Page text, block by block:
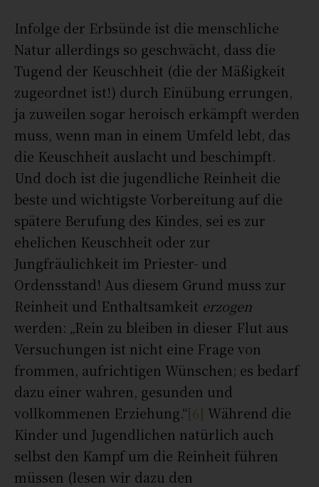
Infolge der Erbsünde ist die menschliche
Natur allerdings so geschwächt, dass die
Tugend der Keuschheit (die der Mäßigkeit
zugeordnet ist!) durch Einübung errungen,
ja zuweilen sogar heroisch erkämpft werden
muss, wenn man in einem Umfeld lebt, das
die Keuschheit auslacht und beschimpft.
Und doch ist die jugendliche Reinheit die
beste und wichtigste Vorbereitung auf die
spätere Berufung des Kindes, sei es zur
ehelichen Keuschheit oder zur
Jungfräulichkeit im Priester- und
Ordensstand! Aus diesem Grund muss zur
Reinheit und Enthaltsamkeit erzogen
werden: „Rein zu bleiben in dieser Flut aus
Versuchungen ist nicht eine Frage von
frommen, aufrichtigen Wünschen; es bedarf
dazu einer wahren, gesunden und
vollkommenen Erziehung.“[6] Während die
Kinder und Jugendlichen natürlich auch
selbst den Kampf um die Reinheit führen
müssen (lesen wir dazu den